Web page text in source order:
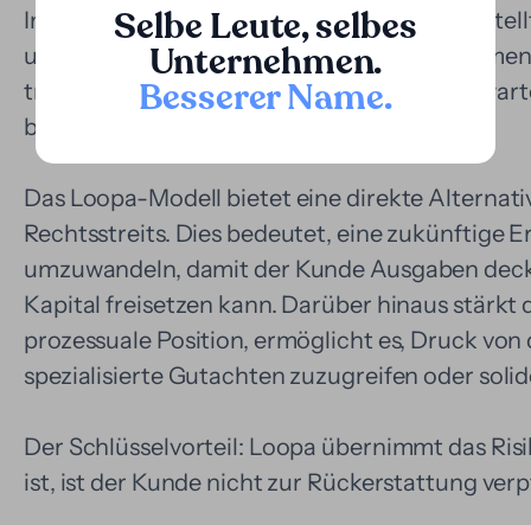
Selbe Leute, selbes
Unternehmen.
Besserer Name.
Instanzen - sich über Jahre hinziehen. Dies
und Unternehmen dar, die zwar einen
tragen oder auf den endgültigen Ausgang
beanspruchten Gelder zu gelangen.
Das Loopa-Modell bietet eine direkte
Rechtsstreits. Dies bedeutet, eine zukünftige
umzuwandeln, damit der Kunde Ausgaben
Kapital freisetzen kann. Darüber hinaus
prozessuale Position, ermöglicht es, Druck
spezialisierte Gutachten zuzugreifen oder
Der Schlüsselvorteil: Loopa übernimmt das
ist, ist der Kunde nicht zur Rückerstattung